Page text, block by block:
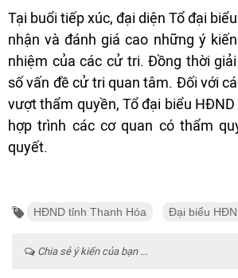
Tại buổi tiếp xúc, đại diện Tổ đại
nhận và đánh giá cao những ý
nhiệm của các cử tri. Đồng thời
số vấn đề cử tri quan tâm. Đối với
vượt thẩm quyền, Tổ đại biểu
hợp trình các cơ quan có thẩm
quyết.
HĐND tỉnh Thanh Hóa Đại biểu
Chia sẻ ý kiến của bạn ...